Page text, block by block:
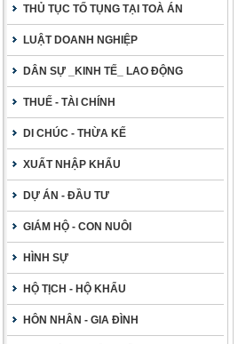
THỦ TỤC TỐ TỤNG TẠI TOÀ ÁN
LUẬT DOANH NGHIỆP
DÂN SỰ _KINH TẾ_ LAO ĐỘNG
THUẾ - TÀI CHÍNH
DI CHÚC - THỪA KẾ
XUẤT NHẬP KHẨU
DỰ ÁN - ĐẦU TƯ
GIÁM HỘ - CON NUÔI
HÌNH SỰ
HỘ TỊCH - HỘ KHẨU
HÔN NHÂN - GIA ĐÌNH